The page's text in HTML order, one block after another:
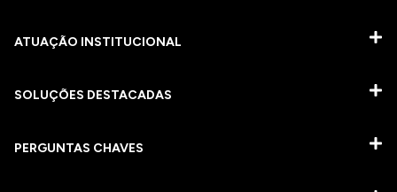
ATUAÇÃO INSTITUCIONAL
SOLUÇÕES DESTACADAS
PERGUNTAS CHAVES​